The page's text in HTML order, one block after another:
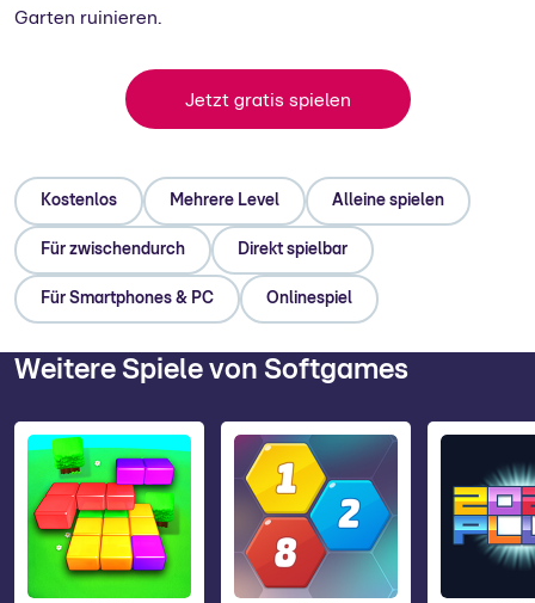
Garten ruinieren.
Jetzt gratis spielen
Kostenlos Mehrere Level Alleine spielen
Für zwischendurch Direkt spielbar
Für Smartphones & PC Onlinespiel
Weitere Spiele von Softgames